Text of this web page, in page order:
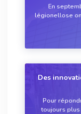
En
légionellose
c’est une
Des
Pour
toujours